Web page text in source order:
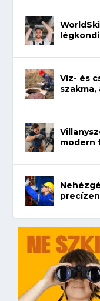
Víz- és
modern
precízen